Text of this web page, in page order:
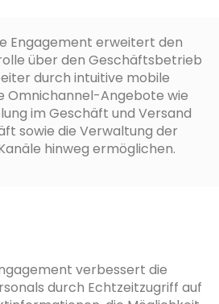
Engagement erweitert den
über den Geschäftsbetrieb
durch intuitive mobile
Omnichannel-Angebote wie
im Geschäft und Versand
sowie die Verwaltung der
hinweg ermöglichen.
verbessert die
durch Echtzeitzugriff auf